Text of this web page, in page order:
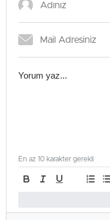
En az 10 karakter gerekli